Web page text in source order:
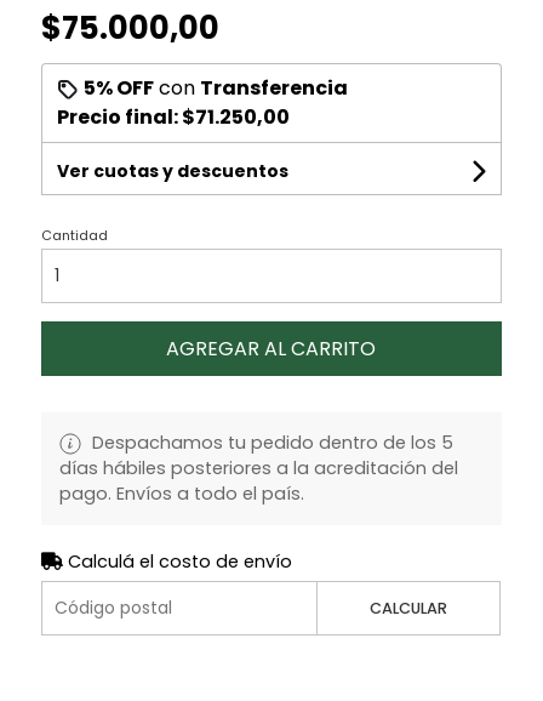
$75.000,00
5% OFFcon Transferencia
Precio final:$71.250,00
Ver cuotas y descuentos
Cantidad
AGREGAR AL CARRITO
Despachamos tu pedido dentro de los 5
días hábiles posteriores a la acreditación del
pago. Envíos a todo el país.
Calculá el costo de envío
CALCULAR